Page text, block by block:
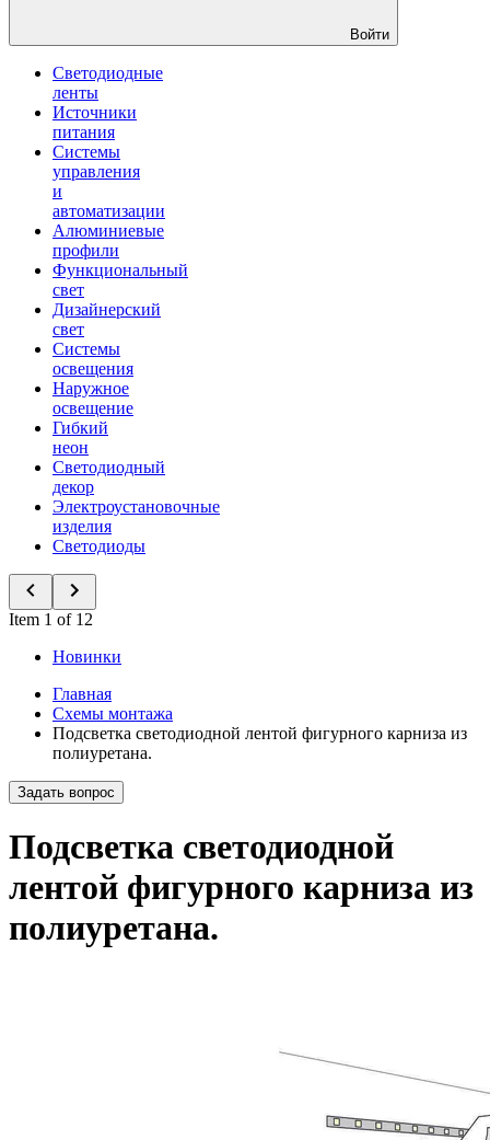
Войти
Светодиодные
ленты
Источники
питания
Системы
управления
и
автоматизации
Алюминиевые
профили
Функциональный
свет
Дизайнерский
свет
Системы
освещения
Наружное
освещение
Гибкий
неон
Светодиодный
декор
Электроустановочные
изделия
Светодиоды
Item 1 of 12
Новинки
Главная
Схемы монтажа
Подсветка светодиодной лентой фигурного карниза из
полиуретана.
Задать вопрос
Подсветка светодиодной
лентой фигурного карниза из
полиуретана.